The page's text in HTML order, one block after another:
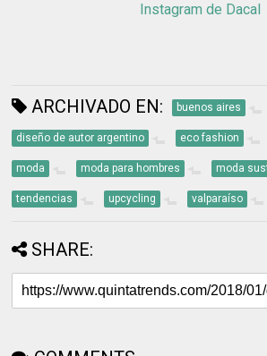
Instagram de Dacal
ARCHIVADO EN: buenos aires
diseño de autor argentino eco fashion
moda moda para hombres moda
tendencias upcycling valparaíso
SHARE: